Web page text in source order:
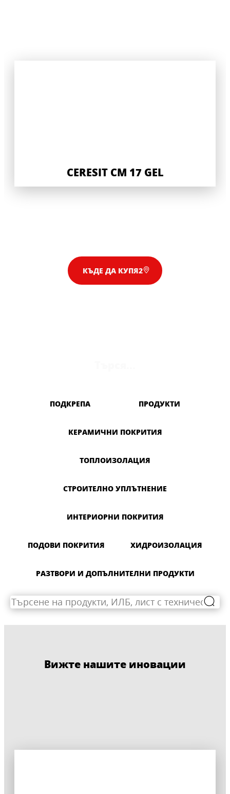
CERESIT CM 17 GEL
КЪДЕ ДА КУПЯ2
ПОДКРЕПА ПРОДУКТИ
КЕРАМИЧНИ ПОКРИТИЯ
ТОПЛОИЗОЛАЦИЯ
СТРОИТЕЛНО УПЛЪТНЕНИЕ
ИНТЕРИОРНИ ПОКРИТИЯ
ПОДОВИ ПОКРИТИЯ ХИДРОИЗОЛАЦИЯ
РАЗТВОРИ И ДОПЪЛНИТЕЛНИ ПРОДУКТИ
Вижте нашите иновации